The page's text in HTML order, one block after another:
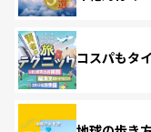
コスパもタ